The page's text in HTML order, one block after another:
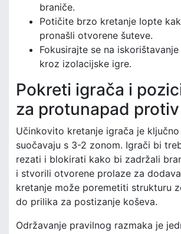
braniče.
Potičite brzo kretanje lopte
pronašli otvorene šuteve.
Fokusirajte se na
kroz izolacijske igre.
Pokreti igrača i
za protunapad
Učinkovito kretanje igrača je
suočavaju s 3-2 zonom. Igrači bi
rezati i blokirati kako bi zadržali
i stvorili otvorene prolaze za
kretanje može poremetiti strukturu
do prilika za postizanje koševa.
Održavanje pravilnog razmaka je